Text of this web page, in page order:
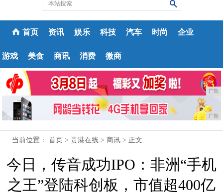
首页 资讯 娱乐 科技 汽车 时尚 企业
游戏 美食 商讯 消费 微商
广告
广告
当前位置：首页 >贵港在线 >商讯 > 正文
今日，传音成功IPO：非洲“手机
之王”登陆科创板，市值超400亿